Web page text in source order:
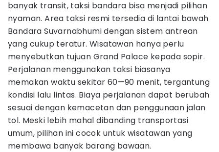
banyak transit, taksi bandara bisa menjadi pilihan
nyaman. Area taksi resmi tersedia di lantai bawah
Bandara Suvarnabhumi dengan sistem antrean
yang cukup teratur. Wisatawan hanya perlu
menyebutkan tujuan Grand Palace kepada sopir.
Perjalanan menggunakan taksi biasanya
memakan waktu sekitar 60—90 menit, tergantung
kondisi lalu lintas. Biaya perjalanan dapat berubah
sesuai dengan kemacetan dan penggunaan jalan
tol. Meski lebih mahal dibanding transportasi
umum, pilihan ini cocok untuk wisatawan yang
membawa banyak barang bawaan.